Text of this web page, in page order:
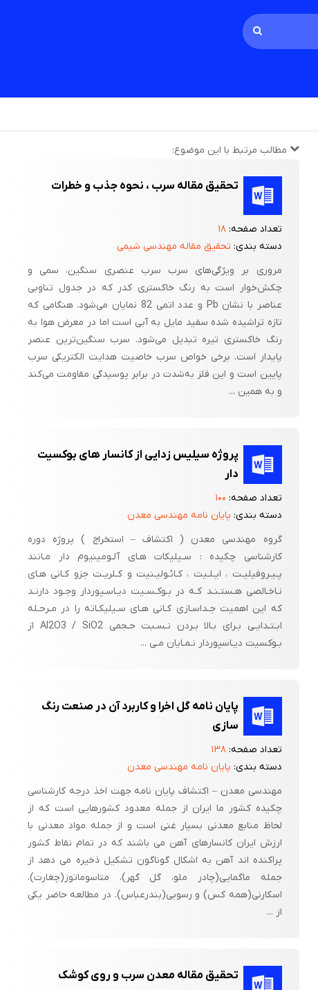
مطالب مرتبط با این موضوع:
تحقیق مقاله سرب ، نحوه جذب و خطرات
تعداد صفحه:۱۸
دسته بندی: تحقیق مقاله مهندسی شیمی
مروری بر ویژگی‌های سرب سرب عنصری سنگین، سمی و
چکش‌خوار است به رنگ خاکستری کدر که در جدول تناوبی
عناصر با نشان Pb و عدد اتمی 82 نمایان می‌شود. هنگامی که
تازه تراشیده شده سفید مایل به آبی است اما در معرض هوا به
رنگ خاکستری تیره تبدیل می‌شود. سرب سنگین‌ترین عنصر
پایدار است. برخی خواص سرب خاصیت هدایت الکتریکی سرب
پایین است و این فلز به‌شدت در برابر پوسیدگی مقاومت می‌کند
و به همین ...
پروژه سیلیس زدایی از کانسار های بوکسیت
دار
تعداد صفحه: ۱۰۰
دسته بندی: پایان نامه مهندسی معدن
گروه مهندسی معدن ( اکتشاف – استخراج ) پروژه دوره
کارشناسی چکیده : سـیلیکات هـای آلـومینیوم دار مـانند
پـیـروفیلیـت ، ایـلـیت ، کـائـولیـنیت و کـلریـت جزو کـانی هـای
نـاخـالصی هـستـنـد کـه در بـوکـسـیت دیـاسـپوردار وجـود دارنـد
که این اهمیت جـداسـازی کـانی هـای سـیلیکـاته را در مـرحـله
ابـتـدایـی بـرای بـالا بـردن نـسـبت حـجمی Al2O3 / SiO2 از
بـوکسیت دیـاسپوردار نـمـایان مـی ...
پایان نامه گل اخرا و کاربرد آن در صنعت رنگ
سازی
تعداد صفحه:۱۳۸
دسته بندی: پایان نامه مهندسی معدن
مهندسی معدن – اکتشاف پایان نامه جهت اخذ درجه کارشناسی
چکیده کشور ما ایران از جمله معدود کشورهایی است که از
لحاظ منابع معدنی بسیار غنی است و از جمله مواد معدنی با
ارزش ایران کانسارهای آهن می باشند که در تمام نقاط کشور
پراکنده اند آهن به اشکال گوناگون تشکیل ذخیره می دهد از
جمله ماگمایی(چادر ملو، گل گهر)، متاسوماتوز(چغارت)،
اسکارنی(همه کس) و رسوبی(بندرعباس). در مطالعه حاضر یکی
از ...
تحقیق مقاله معدن سرب و روی کوشک